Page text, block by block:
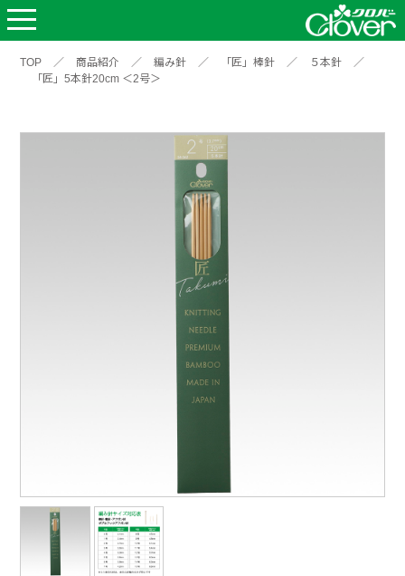
TOP ／ 商品紹介 ／ 編み針 ／ 「匠」棒針 ／ ５本針
／
「匠」5本針20cm ＜2号＞